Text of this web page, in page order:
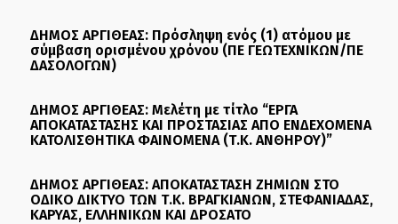
ΔΗΜΟΣ ΑΡΓΙΘΕΑΣ: Πρόσληψη ενός (1) ατόμου με
σύμβαση ορισμένου χρόνου (ΠΕ ΓΕΩΤΕΧΝΙΚΩΝ/ΠΕ
ΔΑΣΟΛΟΓΩΝ)
ΔΗΜΟΣ ΑΡΓΙΘΕΑΣ: Μελέτη με τίτλο “ΕΡΓΑ
ΑΠΟΚΑΤΑΣΤΑΣΗΣ ΚΑΙ ΠΡΟΣΤΑΣΙΑΣ ΑΠΟ ΕΝΔΕΧΟΜΕΝΑ
ΚΑΤΟΛΙΣΘΗΤΙΚΑ ΦΑΙΝΟΜΕΝΑ (Τ.Κ. ΑΝΘΗΡΟΥ)”
ΔΗΜΟΣ ΑΡΓΙΘΕΑΣ: ΑΠΟΚΑΤΑΣΤΑΣΗ ΖΗΜΙΩΝ ΣΤΟ
ΟΔΙΚΟ ΔΙΚΤΥΟ ΤΩΝ Τ.Κ. ΒΡΑΓΚΙΑΝΩΝ, ΣΤΕΦΑΝΙΑΔΑΣ,
ΚΑΡΥΑΣ, ΕΛΛΗΝΙΚΩΝ ΚΑΙ ΔΡΟΣΑΤΟ